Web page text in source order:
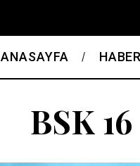
ANASAYFA
BSK